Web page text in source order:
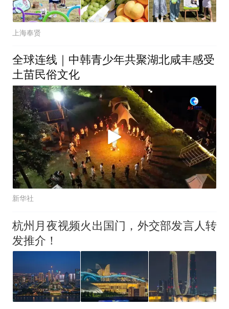
上海奉贤
全球连线｜中韩青少年共聚湖北咸丰感受
土苗民俗文化
新华社
杭州月夜视频火出国门，外交部发言人转
发推介！